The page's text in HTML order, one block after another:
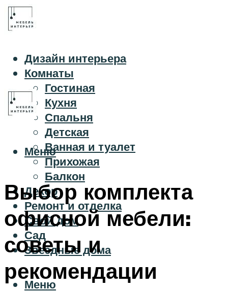
Дизайн интерьера
Комнаты
Гостиная
Кухня
Спальня
Детская
Ванная и туалет
Прихожая
Балкон
Декор
Ремонт и отделка
Свой дом
Сад
Звездные дома
Меню
Меню
Выбор комплекта
офисной мебели:
советы и
рекомендации